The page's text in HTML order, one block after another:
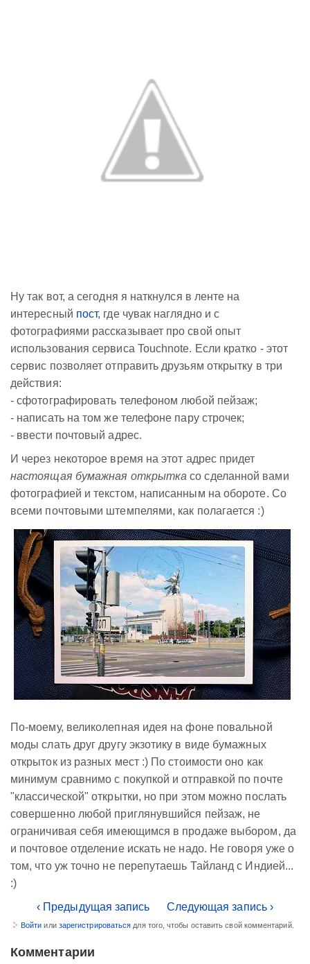
Ну так вот, а сегодня я наткнулся в ленте на
интересный пост, где чувак наглядно и с
фотографиями рассказывает про свой опыт
использования сервиса Touchnote. Если кратко - этот
сервис позволяет отправить друзьям открытку в три
действия:
- сфотографировать телефоном любой пейзаж;
- написать на том же телефоне пару строчек;
- ввести почтовый адрес.
И через некоторое время на этот адрес придет
настоящая бумажная открытка со сделанной вами
фотографией и текстом, написанным на обороте. Со
всеми почтовыми штемпелями, как полагается :)
По-моему, великолепная идея на фоне повальной
моды слать друг другу экзотику в виде бумажных
открыток из разных мест :) По стоимости оно как
минимум сравнимо с покупкой и отправкой по почте
"классической" открытки, но при этом можно послать
совершенно любой приглянувшийся пейзаж, не
ограничивая себя имеющимся в продаже выбором, да
и почтовое отделение искать не надо. Не говоря уже о
том, что уж точно не перепутаешь Тайланд с Индией...
:)
‹ Предыдущая запись
Следующая запись ›
Войти или зарегистрироваться для того, чтобы оставить свой комментарий.
Комментарии